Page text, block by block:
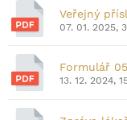
Veřejný
07. 01. 2025,
Formulář
13. 12. 2024,